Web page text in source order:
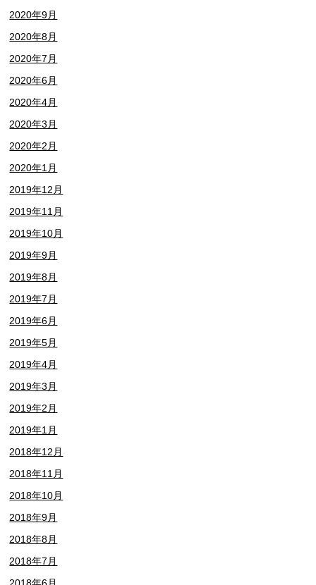
2020年9月
2020年8月
2020年7月
2020年6月
2020年4月
2020年3月
2020年2月
2020年1月
2019年12月
2019年11月
2019年10月
2019年9月
2019年8月
2019年7月
2019年6月
2019年5月
2019年4月
2019年3月
2019年2月
2019年1月
2018年12月
2018年11月
2018年10月
2018年9月
2018年8月
2018年7月